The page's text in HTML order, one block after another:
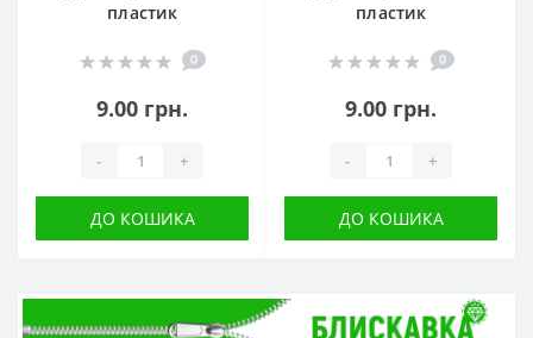
пластик
0
9.00 грн.
- +
ДО КОШИКА
пластик
0
9.00 грн.
- +
ДО КОШИКА